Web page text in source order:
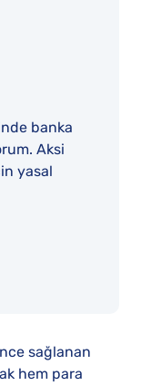
banka
Aksi
yasal
sağlanan
hem para